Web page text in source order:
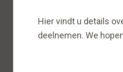
Hier vindt u details
deelnemen. We